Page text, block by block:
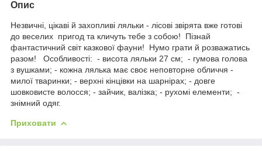
Опис
Незвичні, цікаві й захопливі ляльки - лісові звірята вже готові
до веселих пригод та кличуть тебе з собою! Пізнай
фантастичний світ казкової фауни! Нумо грати й розважатись
разом! Особливості: - висота ляльки 27 см; - гумова голова
з вушками; - кожна лялька має своє неповторне обличчя -
милої тваринки; - верхні кінцівки на шарнірах; - довге
шовковисте волосся; - зайчик, валізка; - рухомі елементи; -
знімний одяг.
Приховати